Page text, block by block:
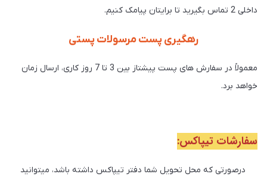
داخلی 2 تماس بگیرید تا برایتان پیامک کنیم.
رهگیری پست مرسولات پستی
معمولاً در سفارش های پست پیشتاز بین 3 تا 7 روز کاری، ارسال زمان
خواهد برد.
سفارشات تیپاکس:
درصورتی که محل تحویل شما دفتر تیپاکس داشته باشد، میتوانید